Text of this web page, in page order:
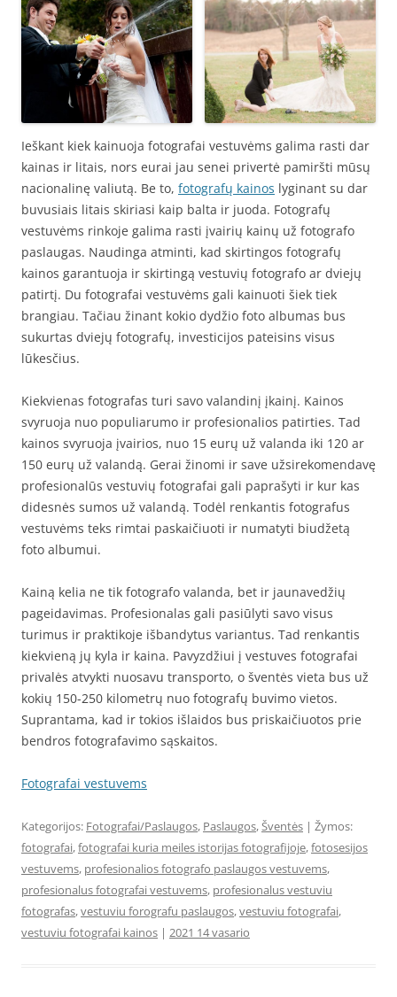
Ieškant kiek kainuoja fotografai vestuvėms galima rasti dar
kainas ir litais, nors eurai jau senei privertė pamiršti mūsų
nacionalinę valiutą. Be to, fotografų kainos lyginant su dar
buvusiais litais skiriasi kaip balta ir juoda. Fotografų
vestuvėms rinkoje galima rasti įvairių kainų už fotografo
paslaugas. Naudinga atminti, kad skirtingos fotografų
kainos garantuoja ir skirtingą vestuvių fotografo ar dviejų
patirtį. Du fotografai vestuvėms gali kainuoti šiek tiek
brangiau. Tačiau žinant kokio dydžio foto albumas bus
sukurtas dviejų fotografų, investicijos pateisins visus
lūkesčius.
Kiekvienas fotografas turi savo valandinį įkainį. Kainos
svyruoja nuo populiarumo ir profesionalios patirties. Tad
kainos svyruoja įvairios, nuo 15 eurų už valanda iki 120 ar
150 eurų už valandą. Gerai žinomi ir save užsirekomendavę
profesionalūs vestuvių fotografai gali paprašyti ir kur kas
didesnės sumos už valandą. Todėl renkantis fotografus
vestuvėms teks rimtai paskaičiuoti ir numatyti biudžetą
foto albumui.
Kainą kelia ne tik fotografo valanda, bet ir jaunavedžių
pageidavimas. Profesionalas gali pasiūlyti savo visus
turimus ir praktikoje išbandytus variantus. Tad renkantis
kiekvieną jų kyla ir kaina. Pavyzdžiui į vestuves fotografai
privalės atvykti nuosavu transporto, o šventės vieta bus už
kokių 150-250 kilometrų nuo fotografų buvimo vietos.
Suprantama, kad ir tokios išlaidos bus priskaičiuotos prie
bendros fotografavimo sąskaitos.
Fotografai vestuvems
Kategorijos: Fotografai/Paslaugos, Paslaugos,Šventės | Žymos:
fotografai,fotografai kuria meiles istorijas fotografijoje,fotosesijos
vestuvems, profesionalios fotografo paslaugos vestuvems,
profesionalus fotografai vestuvems, profesionalus vestuviu
fotografas,vestuviu forografu paslaugos,vestuviu fotografai,
vestuviu fotografai kainos | 2021 14 vasario